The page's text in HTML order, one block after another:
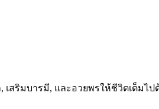
สริมบารมี, และอวยพรให้ชีวิตเต็มไป